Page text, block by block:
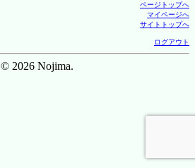
ページトップへ
マイページへ
サイトトップへ
ログアウト
© 2026 Nojima.